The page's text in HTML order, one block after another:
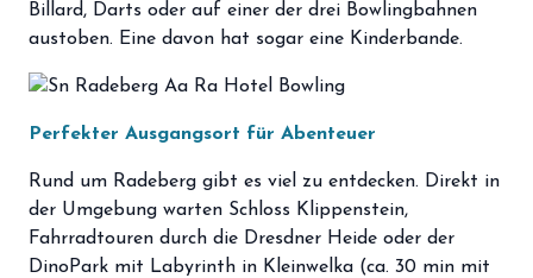
Billard, Darts oder auf einer der drei Bowlingbahnen
austoben. Eine davon hat sogar eine Kinderbande.
Perfekter Ausgangsort für Abenteuer
Rund um Radeberg gibt es viel zu entdecken. Direkt in
der Umgebung warten Schloss Klippenstein,
Fahrradtouren durch die Dresdner Heide oder der
DinoPark mit Labyrinth in Kleinwelka (ca. 30 min mit